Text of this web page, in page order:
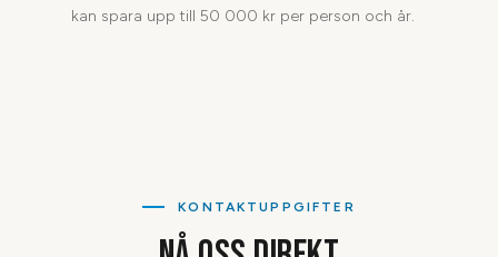
kan spara upp till 50 000 kr per person och år.
KONTAKTUPPGIFTER